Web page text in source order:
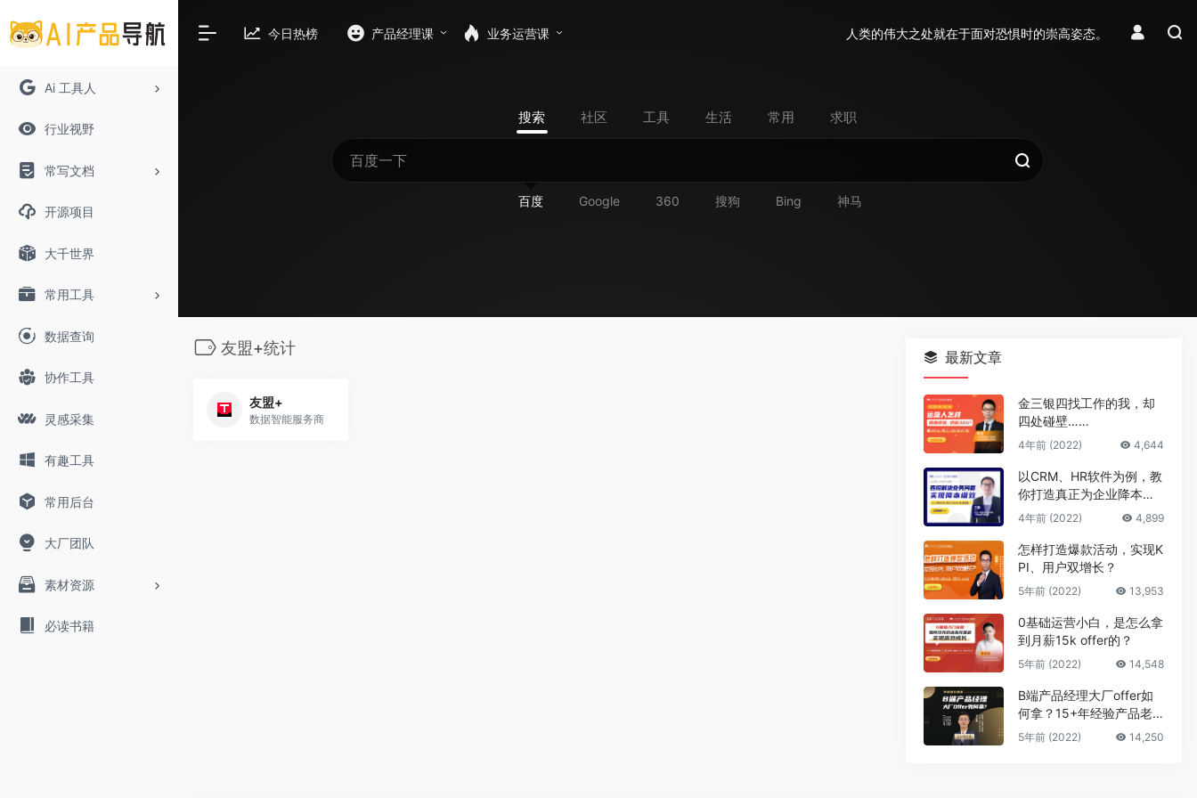
Ai 工具人
行业视野
常写文档
开源项目
大千世界
常用工具
数据查询
协作工具
灵感采集
有趣工具
常用后台
大厂团队
素材资源
必读书籍
今日热榜 产品经理课 业务运营课 人类的伟大之处就在于面对恐惧时的崇高姿态。
搜索 社区 工具 生活 常用 求职
百度 Google 360 搜狗 Bing 神马
友盟+统计
友盟+
数据智能服务商
最新文章
金三银四找工作的我，却
四处碰壁……
4年前 (2022) 4,644
以CRM、HR软件为例，教
你打造真正为企业降本增
效的B端产品
4年前 (2022) 4,899
怎样打造爆款活动，实现K
PI、用户双增长？
5年前 (2022) 13,953
0基础运营小白，是怎么拿
到月薪15k offer的？
5年前 (2022) 14,548
B端产品经理大厂offer如
何拿？15+年经验产品老
司机告诉你答案
5年前 (2022) 14,250